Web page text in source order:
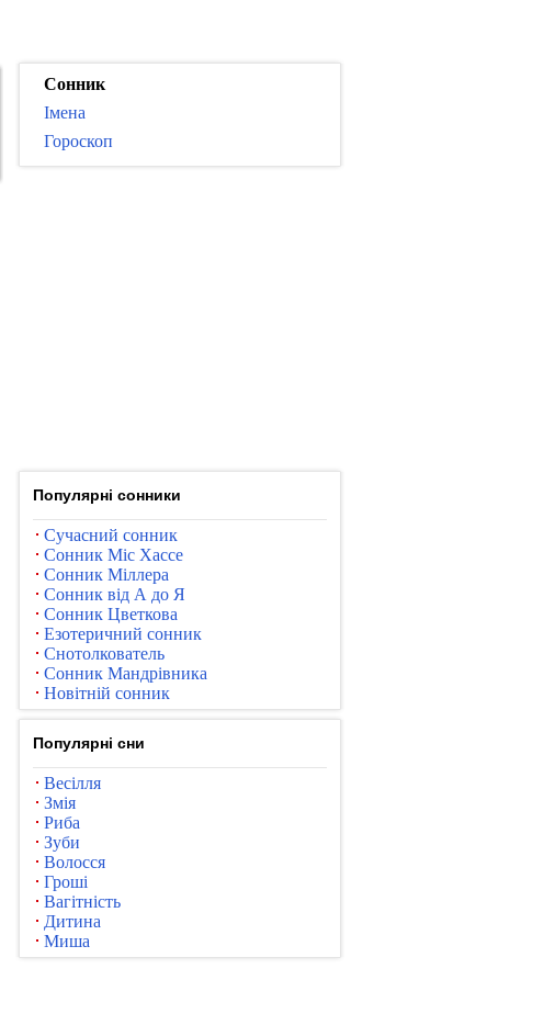
Сонник
Імена
Гороскоп
Популярні сонники
Сучасний сонник
Сонник Міс Хассе
Сонник Міллера
Сонник від А до Я
Сонник Цветкова
Езотеричний сонник
Снотолкователь
Сонник Мандрівника
Новітній сонник
Популярні сни
Весілля
Змія
Риба
Зуби
Волосся
Гроші
Вагітність
Дитина
Миша